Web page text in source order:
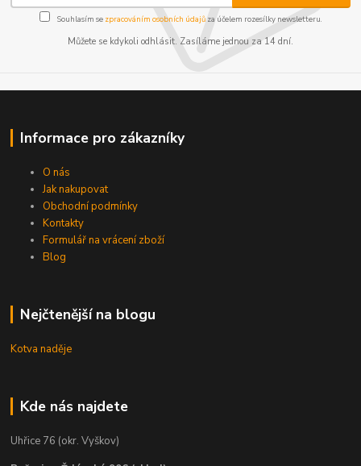
Souhlasím se zpracováním osobních údajůza účelem rozesílky newsletteru.
Můžete se kdykoli odhlásit. Zasíláme jednou za 14 dní.
Informace pro zákazníky
O nás
Jak nakupovat
Obchodní podmínky
Kontakty
Formulář na vrácení zboží
Blog
Nejčtenější na blogu
Kotva naděje
Kde nás najdete
Uhřice 76 (okr. Vyškov)